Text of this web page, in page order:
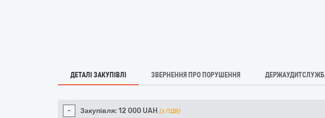
ДЕТАЛІ ЗАКУПІВЛІ ЗВЕРНЕННЯ ПРО ПОРУШЕННЯ
- Закупівля: 12 000 UAH (з ПДВ)